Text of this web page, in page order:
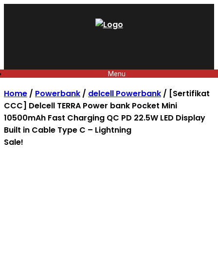
Menu
Home / Powerbank / delcell Powerbank / [Sertifikat
CCC] Delcell TERRA Power bank Pocket Mini
10500mAh Fast Charging QC PD 22.5W LED Display
Built in Cable Type C – Lightning
Sale!